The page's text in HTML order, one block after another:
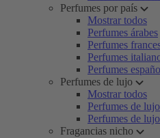
Perfumes por país
Mostrar todos
Perfumes árabes
Perfumes
Perfumes
Perfumes
Perfumes de lujo
Mostrar todos
Perfumes de
Perfumes de
Fragancias nicho